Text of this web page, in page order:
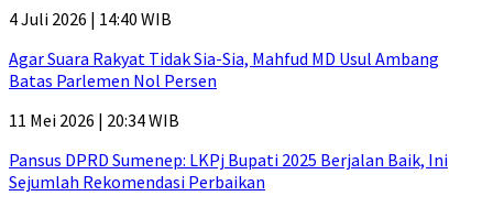
4 Juli 2026 | 14:40 WIB
Agar Suara Rakyat Tidak Sia-Sia, Mahfud MD Usul Ambang
Batas Parlemen Nol Persen
11 Mei 2026 | 20:34 WIB
Pansus DPRD Sumenep: LKPj Bupati 2025 Berjalan Baik, Ini
Sejumlah Rekomendasi Perbaikan